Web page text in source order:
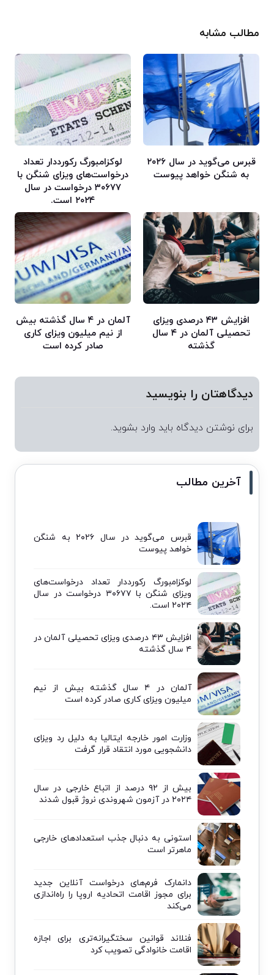
مطالب مشابه
قبرس می‌گوید در سال ۲۰۲۶
به شنگن خواهد پیوست
لوکزامبورگ رکورددار تعداد
درخواست‌های ویزای شنگن با
۳۰۶۷۷ درخواست در سال
۲۰۲۴ است.
افزایش ۴۳ درصدی ویزای
تحصیلی آلمان در ۴ سال
گذشته
آلمان در ۴ سال گذشته بیش
از نیم میلیون ویزای کاری
صادر کرده است
دیدگاهتان را بنویسید
برای نوشتن دیدگاه باید وارد بشوید.
آخرین مطالب
قبرس می‌گوید در سال ۲۰۲۶ به شنگن
خواهد پیوست
لوکزامبورگ رکورددار تعداد درخواست‌های
ویزای شنگن با ۳۰۶۷۷ درخواست در سال
۲۰۲۴ است.
افزایش ۴۳ درصدی ویزای تحصیلی آلمان در
۴ سال گذشته
آلمان در ۴ سال گذشته بیش از نیم
میلیون ویزای کاری صادر کرده است
وزارت امور خارجه ایتالیا به دلیل رد ویزای
دانشجویی مورد انتقاد قرار گرفت
بیش از ۹۲ درصد از اتباع خارجی در سال
۲۰۲۴ در آزمون شهروندی نروژ قبول شدند
استونی به دنبال جذب استعدادهای خارجی
ماهرتر است
دانمارک فرم‌های درخواست آنلاین جدید
برای مجوز اقامت اتحادیه اروپا را راه‌اندازی
می‌کند
فنلاند قوانین سختگیرانه‌تری برای اجازه
اقامت خانوادگی تصویب کرد